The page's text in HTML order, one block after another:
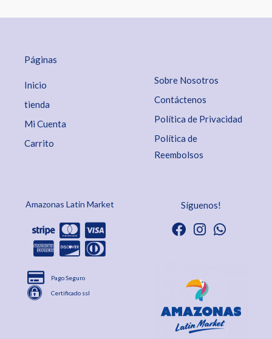
Páginas
Inicio
tienda
Mi Cuenta
Carrito
Sobre Nosotros
Contáctenos
Política de Privacidad
Política de
Reembolsos
Amazonas Latin Market
Pago Seguro
Certificado ssl
Síguenos!